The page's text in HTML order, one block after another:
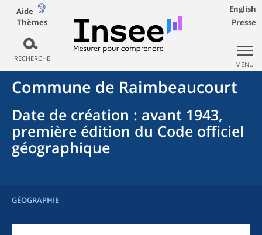
Aide
Thèmes
RECHERCHE
English
Presse
MENU
Commune de Raimbeaucourt
Date de création : avant 1943,
première édition du Code officiel
géographique
GÉOGRAPHIE